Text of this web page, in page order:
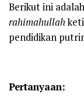
Berikut ini
rahimahullah
pendidikan
Pertanyaan: